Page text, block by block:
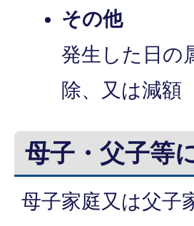
その他
発生した日の
除、又は減額
母子・父子等
母子家庭又は父子